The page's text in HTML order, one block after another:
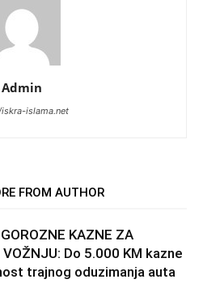
Admin
islama.net
FROM AUTHOR
KAZNE ZA
VOŽNJU: Do 5.000 KM kazne
trajnog oduzimanja auta